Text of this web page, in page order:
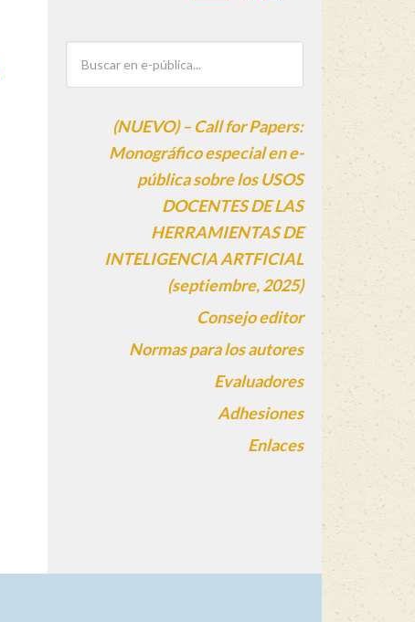
(NUEVO) – Call for Papers:
Monográfico especial en e-
pública sobre los USOS
DOCENTES DE LAS
HERRAMIENTAS DE
INTELIGENCIA ARTFICIAL
(septiembre, 2025)
Consejo editor
Normas para los autores
Evaluadores
Adhesiones
Enlaces